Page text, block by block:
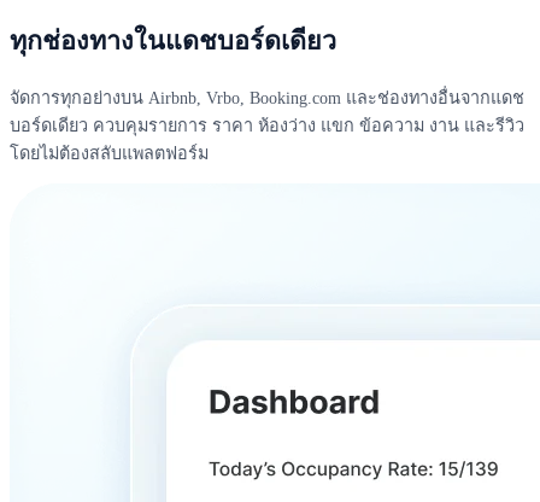
ทุกช่องทางในแดชบอร์ดเดียว
จัดการทุกอย่างบน Airbnb, Vrbo, Booking.com และช่องทางอื่นจากแดช
บอร์ดเดียว ควบคุมรายการ ราคา ห้องว่าง แขก ข้อความ งาน และรีวิว
โดยไม่ต้องสลับแพลตฟอร์ม